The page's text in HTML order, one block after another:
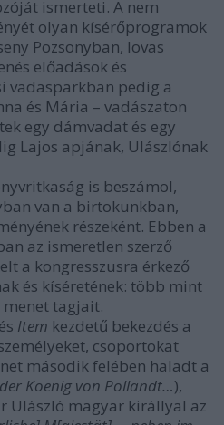
ismerteti. A nem
olyan kísérőprogramok
Pozsonyban, lovas
előadások és
vadasparkban pedig a
és Mária – vadászaton
egy dámvadat és egy
Lajos apjának, Ulászlónak
is beszámol,
van a birtokunkban,
részeként. Ebben a
az ismeretlen szerző
a kongresszusra érkező
és kíséretének: több mint
tagjait.
és Item kezdetű bekezdés a
csoportokat
második felében haladt a
Koenig von Pollandt…),
Ulászló magyar királlyal az